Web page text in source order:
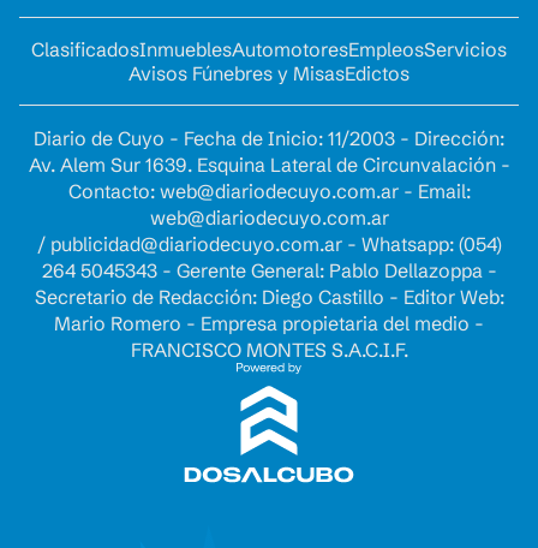
ClasificadosInmueblesAutomotoresEmpleosServicios
Avisos Fúnebres y MisasEdictos
Diario de Cuyo - Fecha de Inicio: 11/2003 - Dirección:
Av. Alem Sur 1639. Esquina Lateral de Circunvalación -
Contacto: web@diariodecuyo.com.ar- Email:
web@diariodecuyo.com.ar
/ publicidad@diariodecuyo.com.ar- Whatsapp: (054)
264 5045343 - Gerente General: Pablo Dellazoppa -
Secretario de Redacción: Diego Castillo - Editor Web:
Mario Romero - Empresa propietaria del medio -
FRANCISCO MONTES S.A.C.I.F.